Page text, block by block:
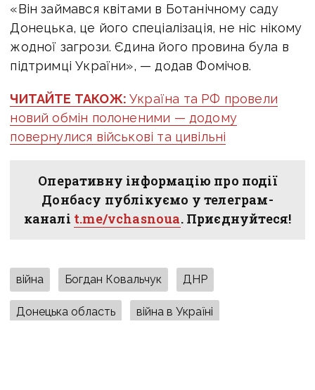
«Він займався квітами в Ботанічному саду
Донецька, це його спеціалізація, не ніс нікому
жодної загрози. Єдина його провина була в
підтримці України», — додав Фомічов.
ЧИТАЙТЕ ТАКОЖ:Україна та РФ провели
новий обмін полоненими — додому
повернулися військові та цивільні
Оперативну інформацію про події
Донбасу публікуємо у телеграм-
каналі t.me/vchasnoua. Приєднуйтеся!
війна Богдан Ковальчук ДНР
Донецька область війна в Україні